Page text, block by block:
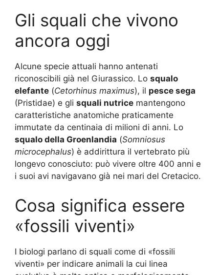
Gli squali che vivono
ancora oggi
Alcune specie attuali hanno antenati
riconoscibili già nel Giurassico. Lo squalo
elefante (Cetorhinus maximus), il pesce sega
(Pristidae) e gli squali nutrice mantengono
caratteristiche anatomiche praticamente
immutate da centinaia di milioni di anni. Lo
squalo della Groenlandia (Somniosus
microcephalus) è addirittura il vertebrato più
longevo conosciuto: può vivere oltre 400 anni e
i suoi avi navigavano già nei mari del Cretacico.
Cosa significa essere
«fossili viventi»
I biologi parlano di squali come di «fossili
viventi» per indicare animali la cui linea